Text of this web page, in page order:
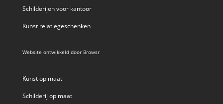
Schilderijen voor kantoor
Kunst relatiegeschenken
Website ontwikkeld door Browsr
Kunst op maat
Schilderij op maat